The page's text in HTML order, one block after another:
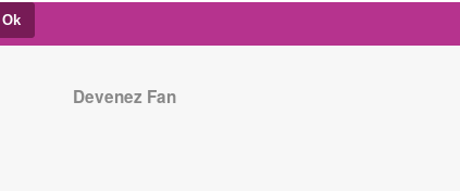
Devenez Fan